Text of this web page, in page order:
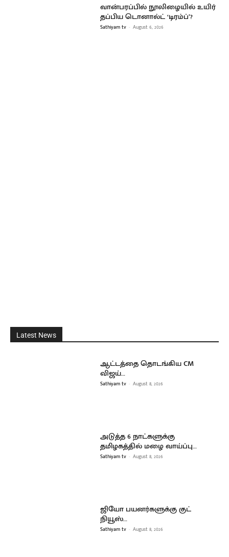
வான்பரப்பில் நூலிழையில் உயிர்
தப்பிய டொனால்ட் ‘டிரம்ப்’?
Sathiyam tv - August 6, 2026
Latest News
ஆட்டத்தை தொடங்கிய CM
விஜய்…
Sathiyam tv - August 8, 2026
அடுத்த 6 நாட்களுக்கு
தமிழகத்தில் மழை வாய்ப்பு…
Sathiyam tv - August 8, 2026
ஜியோ பயனர்களுக்கு குட்
நியூஸ்…
Sathiyam tv - August 8, 2026